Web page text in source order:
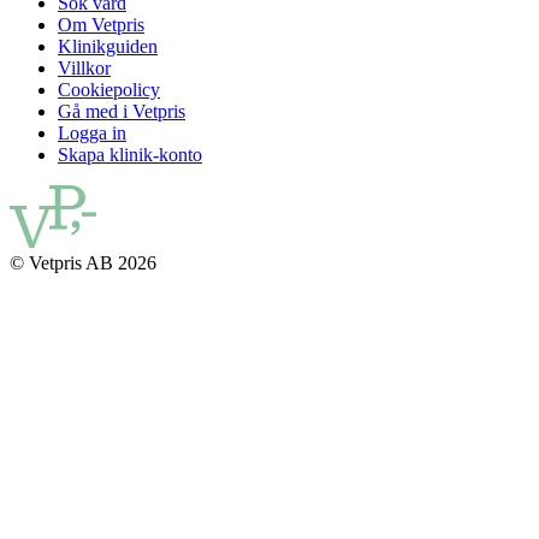
Om Vetpris
Klinikguiden
Villkor
Cookiepolicy
Gå med i Vetpris
Logga in
Skapa klinik-konto
© Vetpris AB 2026